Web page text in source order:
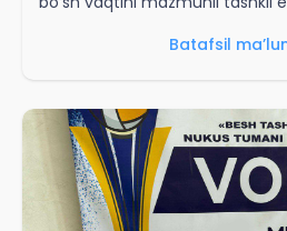
Batafsil